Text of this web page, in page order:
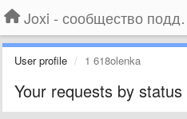
Joxi -
User profile 1 618olenka
Your requests by status